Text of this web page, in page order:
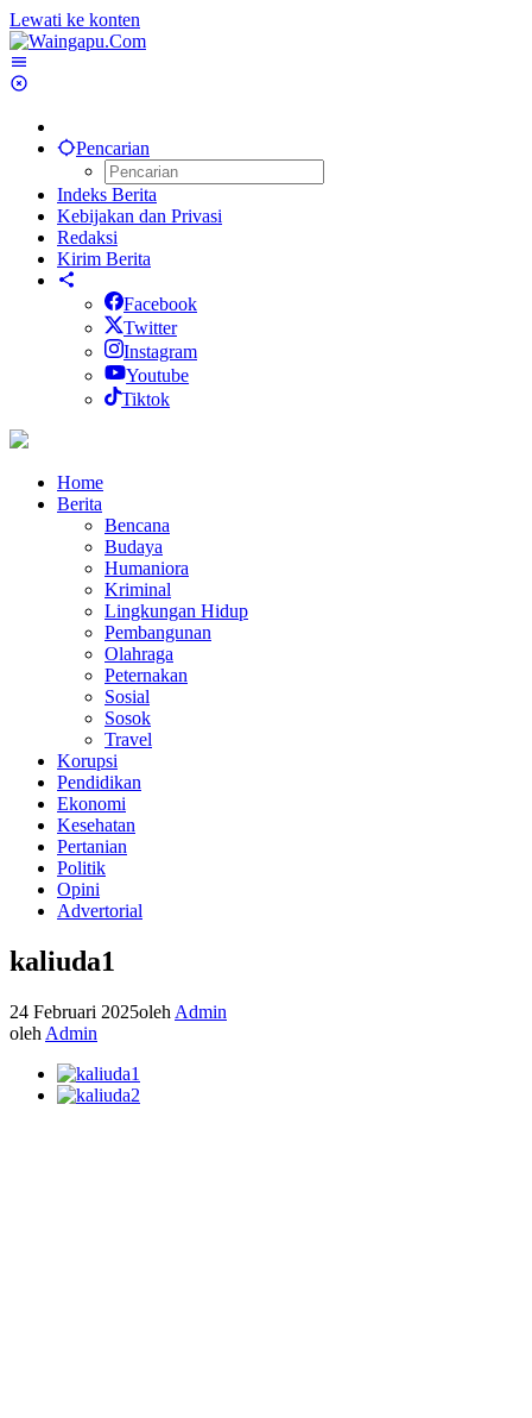
Lewati ke konten
Pencarian
Indeks Berita
Kebijakan dan Privasi
Redaksi
Kirim Berita
Facebook
Twitter
Instagram
Youtube
Tiktok
Home
Berita
Bencana
Budaya
Humaniora
Kriminal
Lingkungan Hidup
Pembangunan
Olahraga
Peternakan
Sosial
Sosok
Travel
Korupsi
Pendidikan
Ekonomi
Kesehatan
Pertanian
Politik
Opini
Advertorial
kaliuda1
24 Februari 2025oleh Admin
oleh Admin